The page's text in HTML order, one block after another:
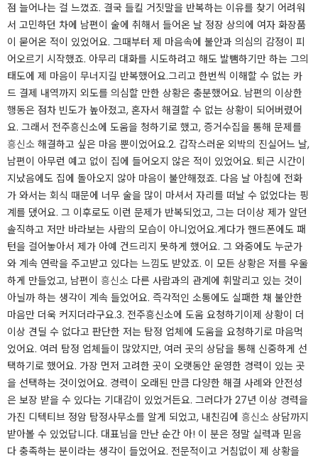
점 늘어나는 걸 느꼈죠. 결국 들킬 거짓말을 반복하는 이유를 찾기 어려워
서 고민하던 차에 남편이 술에 취해서 들어온 날 정장 상의에 여자 화장품
이 묻어온 적이 있었어요. 그때부터 제 마음속에 불안과 의심의 감정이 피
어오르기 시작했죠. 아무리 대화를 시도하려고 해도 발뺌하기만 하는 그의
태도에 제 마음이 무너지길 반복했어요.​그리고 한번씩 이해할 수 없는 카
드 결제 내역까지 외도를 의심할 만한 상황은 충분했어요. 남편의 이상한
행동은 점차 빈도가 높아졌고, 혼자서 해결할 수 없는 상황이 되어버렸어
요. 그래서 전주흥신소에 도움을 청하기로 했고, 증거수집을 통해 문제를
흥신소 해결하고 싶은 마음 뿐이었어요.​2. 갑작스러운 외박의 진실어느 날,
남편이 아무런 예고 없이 집에 들어오지 않은 적이 있었어요. 퇴근 시간이
지났음에도 집에 돌아오지 않아 마음이 불안해졌죠. 다음 날 아침에 전화
가 와서는 회식 때문에 너무 술을 많이 마셔서 자리를 떠날 수 없었다는 핑
계를 댔어요. 그 이후로도 이런 문제가 반복되었고, 그는 더이상 제가 알던
솔직하고 저만 바라보는 사람의 모습이 아니었어요.​게다가 핸드폰에도 패
턴을 걸어놓아서 제가 아예 건드리지 못하게 했어요. 그 와중에도 누군가
와 계속 연락을 주고받고 있다는 느낌도 받았죠. 이 모든 상황은 저를 우울
하게 만들었고, 남편이 흥신소 다른 사람과의 관계에 휘말리고 있는 것이
아닐까 하는 생각이 계속 들었어요. 즉각적인 소통에도 실패한 채 불안한
마음만 더욱 커지더라구요.​3. 전주흥신소에 도움 요청하기​이제 상황이 더
이상 견딜 수 없다고 판단한 저는 탐정 업체에 도움을 요청하기로 마음먹
었어요. 여러 탐정 업체들이 많았지만, 여러 곳의 상담을 통해 신중하게 선
택하기로 했어요. 가장 먼저 고려한 곳이 오랫동안 운영한 경력이 있는 곳
을 선택하는 것이었어요. 경력이 오래된 만큼 다양한 해결 사례와 안전성
은 보장 받을 수 있다는 기대감이 있었거든요. ​그러다가 27년 이상 경력을
가진 디텍티브 정암 탐정사무소를 알게 되었고, 내친김에 흥신소 상담까지
받아볼 수 있었답니다. 대표님을 만난 순간 아! 이 분은 정말 실력과 믿음
다 충족하는 분이라는 생각이 들었어요. 전문적이고 거침없이 제 상황을